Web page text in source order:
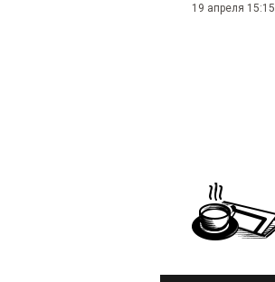
19 апреля 15:15